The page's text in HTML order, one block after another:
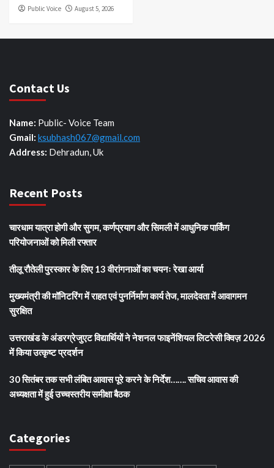
Public Voice August 5, 2026
Contact Us
Name: Public- Voice Team
Gmail: ksubhash067@gmail.com
Address: Dehradun, Uk
Recent Posts
चारधाम यात्रा होगी और सुगम, कर्णप्रयाग और सिमली में आधुनिक पार्किंग
परियोजनाओं को मिली रफ्तार
तीलू रौतेली पुरस्कार के लिए 13 वीरांगनाओं का चयनः रेखा आर्या
मुख्यमंत्री की मॉनिटरिंग में राहत एवं पुनर्निर्माण कार्य तेज, मालदेवता में आवागमन
सुरक्षित
उत्तराखंड के अंडरग्रेजुएट विद्यार्थियों ने नेशनल फाइनेंशियल लिटरेसी क्विज़ 2026
में किया उत्कृष्ट प्रदर्शन
30 सितंबर तक सभी लंबित आवास पूरे करने के निर्देश……. सचिव आवास की
अध्यक्षता में हुई उच्चस्तरीय समीक्षा बैठक
Categories